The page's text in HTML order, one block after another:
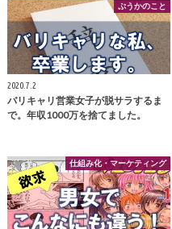
ぷうかのこと
2020.7.2
バリキャリ営業女子が脱サラするま
で。年収1000万を捨てました。
仕組み化・マーケティング